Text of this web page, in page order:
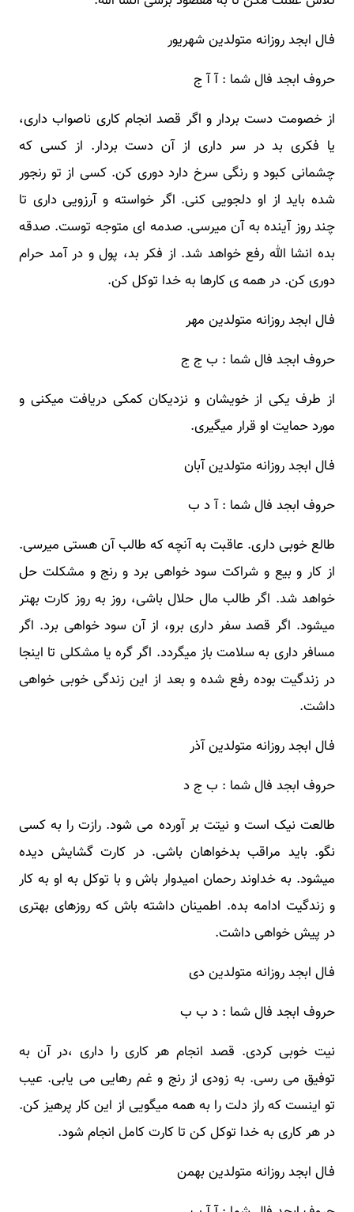
فـال ابجد روزانه متولدین شهریور
حروف ابجد فال شما : آ آ ج
از خصومت دست بردار و اگر قصد انجام کاری ناصواب داری،
یا فکری بد در سر داری از آن دست بردار. از کسی که
چشمانی کبود و رنگی سرخ دارد دوری کن. کسی از تو رنجور
شده باید از او دلجویی کنی. اگر خواسته و آرزویی داری تا
چند روز آینده به آن میرسی. صدمه ای متوجه توست. صدقه
بده انشا الله رفع خواهد شد. از فکر بد، پول و در آمد حرام
دوری کن. در همه ی کارها به خدا توکل کن.
فـال ابجد روزانه متولدین مهر
حروف ابجد فال شما : ب ج ج
از طرف یکی از خویشان و نزدیکان کمکی دریافت میکنی و
مورد حمایت او قرار میگیری.
فـال ابجد روزانه متولدین آبان
حروف ابجد فال شما : آ د ب
طالع خوبی داری. عاقبت به آنچه که طالب آن هستی میرسی.
از کار و بیع و شراکت سود خواهی برد و رنج و مشکلت حل
خواهد شد. اگر طالب مال حلال باشی، روز به روز کارت بهتر
میشود. اگر قصد سفر داری برو، از آن سود خواهی برد. اگر
مسافر داری به سلامت باز میگردد. اگر گره یا مشکلی تا اینجا
در زندگیت بوده رفع شده و بعد از این زندگی خوبی خواهی
داشت.
فـال ابجد روزانه متولدین آذر
حروف ابجد فال شما : ب ج د
طالعت نیک است و نیتت بر آورده می شود. رازت را به کسی
نگو. باید مراقب بدخواهان باشی. در کارت گشایش دیده
میشود. به خداوند رحمان امیدوار باش و با توکل به او به کار
و زندگیت ادامه بده. اطمینان داشته باش که روزهای بهتری
در پیش خواهی داشت.
فـال ابجد روزانه متولدین دی
حروف ابجد فال شما : د ب ب
نیت خوبی کردی. قصد انجام هر کاری را داری ،در آن به
توفیق می رسی. به زودی از رنج و غم رهایی می یابی. عیب
تو اینست که راز دلت را به همه میگویی از این کار پرهیز کن.
در هر کاری به خدا توکل کن تا کارت کامل انجام شود.
فـال ابجد روزانه متولدین بهمن